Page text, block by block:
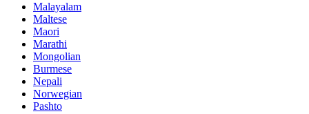
Malayalam
Maltese
Maori
Marathi
Mongolian
Burmese
Nepali
Norwegian
Pashto